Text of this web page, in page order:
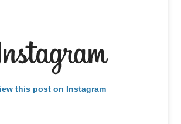
this post on Instagram